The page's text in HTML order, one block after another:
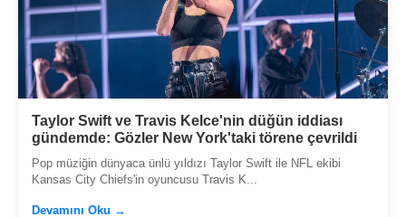
Taylor Swift ve Travis Kelce'nin düğün iddiası
gündemde: Gözler New York'taki törene çevrildi
Pop müziğin dünyaca ünlü yıldızı Taylor Swift ile NFL ekibi
Kansas City Chiefs'in oyuncusu Travis K...
Devamını Oku →